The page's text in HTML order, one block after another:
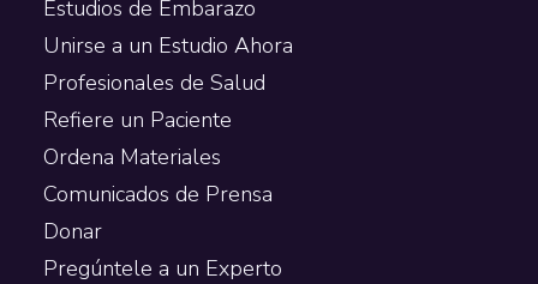
Estudios de Embarazo
Unirse a un Estudio Ahora
Profesionales de Salud
Refiere un Paciente
Ordena Materiales
Comunicados de Prensa
Donar
Pregúntele a un Experto